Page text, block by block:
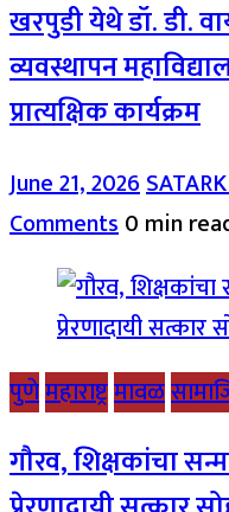
खरपुडी येथे डॉ. डी.
व्यवस्थापन
प्रात्यक्षिक कार्यक्रम
June 21, 2026
Comments0 min
पुणेमहाराष्ट्रमावळ
गौरव, शिक्षकांचा